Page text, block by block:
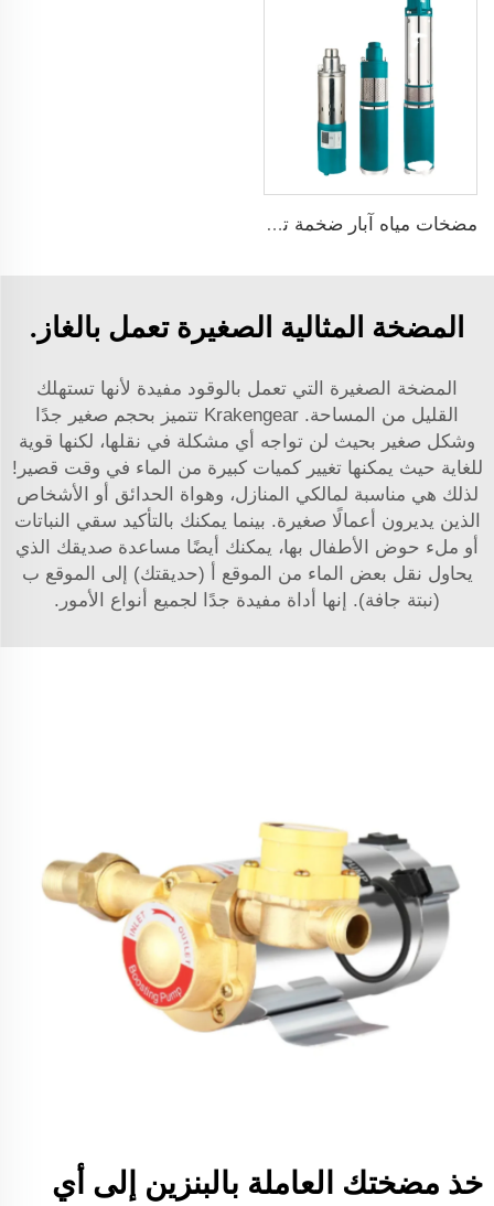
مضخات مياه آبار ضخمة تعمل بالطاقة الشمسية
المضخة المثالية الصغيرة تعمل بالغاز.
المضخة الصغيرة التي تعمل بالوقود مفيدة لأنها تستهلك
القليل من المساحة. Krakengear تتميز بحجم صغير جدًا
وشكل صغير بحيث لن تواجه أي مشكلة في نقلها، لكنها قوية
للغاية حيث يمكنها تغيير كميات كبيرة من الماء في وقت قصير!
لذلك هي مناسبة لمالكي المنازل، وهواة الحدائق أو الأشخاص
الذين يديرون أعمالًا صغيرة. بينما يمكنك بالتأكيد سقي النباتات
أو ملء حوض الأطفال بها، يمكنك أيضًا مساعدة صديقك الذي
يحاول نقل بعض الماء من الموقع أ (حديقتك) إلى الموقع ب
(نبتة جافة). إنها أداة مفيدة جدًا لجميع أنواع الأمور.
خذ مضختك العاملة بالبنزين إلى أي